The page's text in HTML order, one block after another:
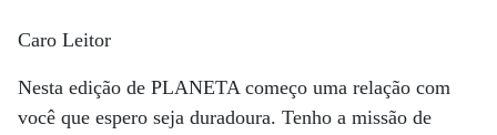
Caro Leitor
Nesta edição de PLANETA começo uma relação com
você que espero seja duradoura. Tenho a missão de